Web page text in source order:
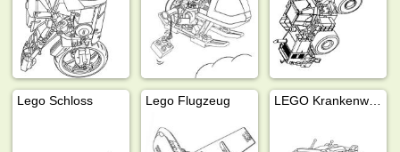
Lego Schloss Lego Flugzeug